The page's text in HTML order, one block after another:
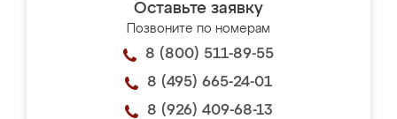
Оставьте заявку
Позвоните по номерам
8 (800) 511-89-55
8 (495) 665-24-01
8 (926) 409-68-13